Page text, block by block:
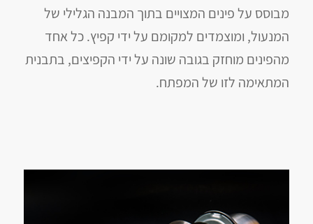
מבוסס על פינים המצויים בתוך המבנה הגלילי של
המנעול, ומוצמדים למקומם על ידי קפיץ. כל אחד
מהפינים מוחזק בגובה שונה על ידי הקפיצים, בתבנית
המתאימה לזו של המפתח.